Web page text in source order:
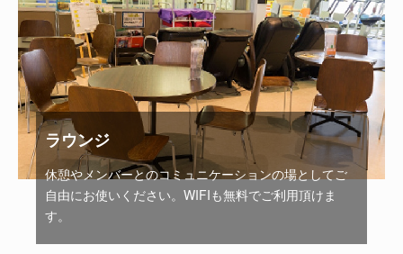
ラウンジ
休憩やメンバーとのコミュニケーションの場としてご
自由にお使いください。WIFIも無料でご利用頂けま
す。